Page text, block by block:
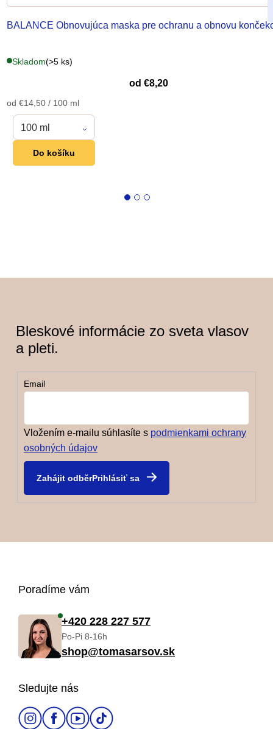
BALANCE Obnovujúca maska pre ochranu a obnovu
Skladom(>5 ks)
od €8,20
Jednotková
cena:
od €14,50 / 100 ml
100 ml
Do košíku
s
u
Bleskové informácie zo sveta vlasov
a pleti.
Email
Vložením e-mailu súhlasíte s podmienkami ochrany
osobných údajov
Prihlásiť sa
Poradíme vám
+420 228 227 577
Po-Pi 8-16h
shop@tomasarsov.sk
Sledujte nás